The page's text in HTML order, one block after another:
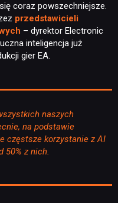
coraz powszechniejsze.
przedstawicieli
– dyrektor Electronic
inteligencja już
gier EA.
naszych
na podstawie
częstsze korzystanie z AI
50% z nich.